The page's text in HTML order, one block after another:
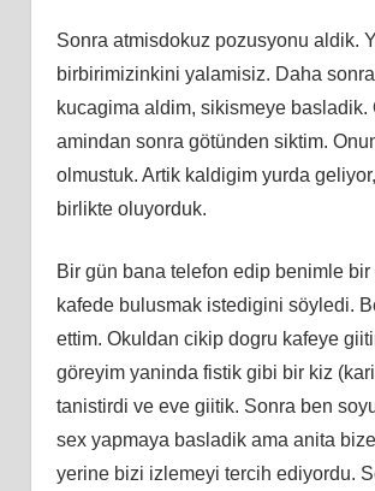
Sonra atmisdokuz pozusyonu aldik.
birbirimizinkini yalamisiz. Daha
kucagima aldim, sikismeye basladik.
amindan sonra götünden siktim.
olmustuk. Artik kaldigim yurda
birlikte oluyorduk.
Bir gün bana telefon edip benimle bir
kafede bulusmak istedigini söyledi.
ettim. Okuldan cikip dogru kafeye
göreyim yaninda fistik gibi bir kiz
tanistirdi ve eve giitik. Sonra ben
sex yapmaya basladik ama anita
yerine bizi izlemeyi tercih ediyordu.